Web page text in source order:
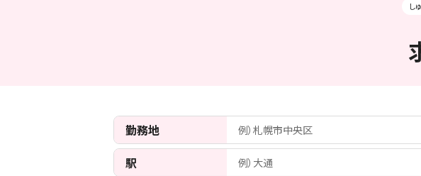
し
勤務地 例）札幌市中央区
駅 例）大通